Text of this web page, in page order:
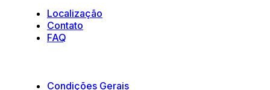
Localização
Contato
FAQ
Condições Gerais